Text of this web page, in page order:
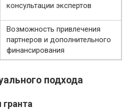
консультации экспертов
Возможность привлечения
партнеров и дополнительного
финансирования
подхода
гранта